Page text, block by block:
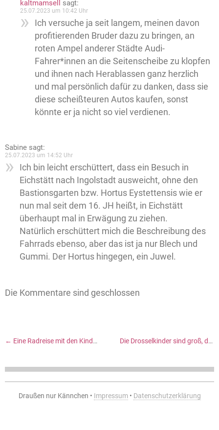
kaltmamsell sagt:
25.07.2023 um 10:42 Uhr
Ich versuche ja seit langem, meinen davon
profitierenden Bruder dazu zu bringen, an
roten Ampel anderer Städte Audi-
Fahrer*innen an die Seitenscheibe zu klopfen
und ihnen nach Herablassen ganz herzlich
und mal persönlich dafür zu danken, dass sie
diese scheißteuren Autos kaufen, sonst
könnte er ja nicht so viel verdienen.
Sabine sagt:
25.07.2023 um 14:52 Uhr
Ich bin leicht erschüttert, dass ein Besuch in
Eichstätt nach Ingolstadt ausweicht, ohne den
Bastionsgarten bzw. Hortus Eystettensis wie er
nun mal seit dem 16. JH heißt, in Eichstätt
überhaupt mal in Erwägung zu ziehen.
Natürlich erschüttert mich die Beschreibung des
Fahrrads ebenso, aber das ist ja nur Blech und
Gummi. Der Hortus hingegen, ein Juwel.
Die Kommentare sind geschlossen
← Eine Radreise mit den Kindern zum Burger’s Zoo in Arnheim Die Drosselkinder sind groß, die Schweine haben ein Labyrinth – und Freibad
Draußen nur Kännchen • Impressum• Datenschutzerklärung